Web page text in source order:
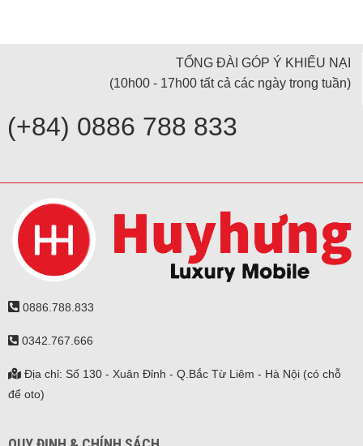
TỔNG ĐÀI GÓP Ý KHIẾU NẠI
(10h00 - 17h00 tất cả các ngày trong tuần)
(+84) 0886 788 833
0886.788.833
0342.767.666
Địa chỉ: Số 130 - Xuân Đỉnh - Q.Bắc Từ Liêm - Hà Nội (có chỗ
để oto)